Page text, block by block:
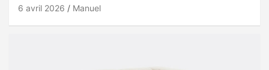
6 avril 2026 Manuel